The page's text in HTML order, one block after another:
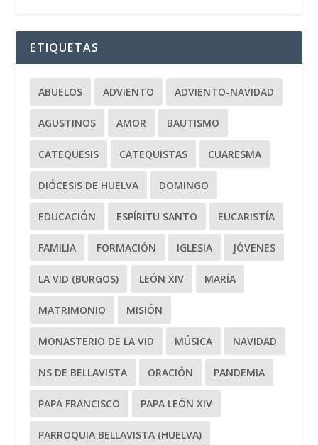
ETIQUETAS
ABUELOS ADVIENTO ADVIENTO-NAVIDAD
AGUSTINOS AMOR BAUTISMO
CATEQUESIS CATEQUISTAS CUARESMA
DIÓCESIS DE HUELVA DOMINGO
EDUCACIÓN ESPÍRITU SANTO EUCARISTÍA
FAMILIA FORMACIÓN IGLESIA JÓVENES
LA VID (BURGOS) LEÓN XIV MARÍA
MATRIMONIO MISIÓN
MONASTERIO DE LA VID MÚSICA NAVIDAD
NS DE BELLAVISTA ORACIÓN PANDEMIA
PAPA FRANCISCO PAPA LEÓN XIV
PARROQUIA BELLAVISTA (HUELVA)